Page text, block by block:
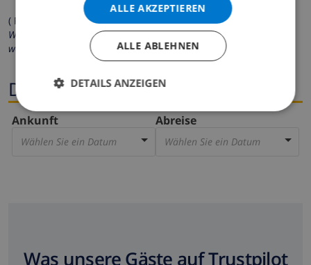
( Felder mit Sternchen (*) müssen ausgefüllt werden )
Wir respektieren Ihre Privatsphäre. Ihre persönlichen Daten
werden zu keiner Zeit an Dritte weitergegeben.
Dates
Ankunft
Wählen Sie ein Datum
Abreise
Wählen Sie ein Datum
Was unsere Gäste auf Trustpilot
ALLE AKZEPTIEREN
ALLE ABLEHNEN
DETAILS ANZEIGEN